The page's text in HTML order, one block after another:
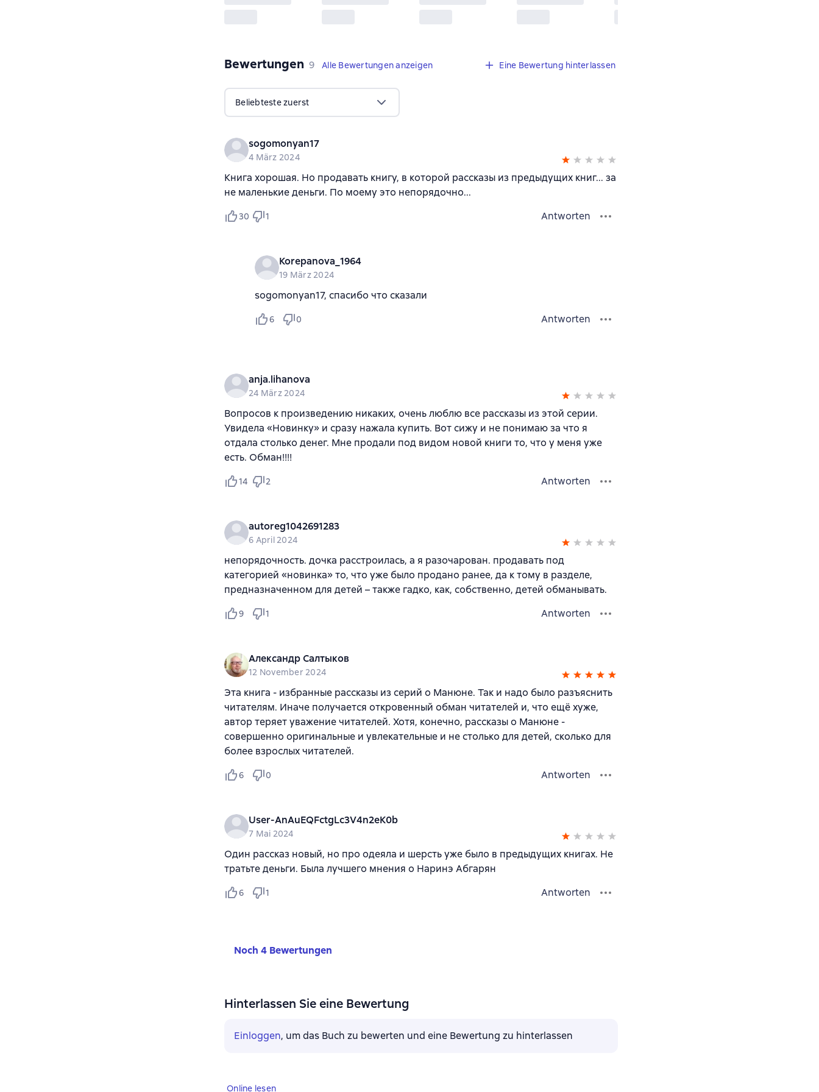
Bewertungen 9 Bewertungen
9 Alle Bewertungen anzeigen Eine Bewertung hinterlassen
Beliebteste zuerst
sogomonyan17
4 März 2024
Книга хорошая. Но продавать книгу, в которой рассказы из предыдущих книг... за
не маленькие деньги. По моему это непорядочно...
30 1 Antworten
Korepanova_1964
19 März 2024
sogomonyan17, спасибо что сказали
6 0 Antworten
anja.lihanova
24 März 2024
Вопросов к произведению никаких, очень люблю все рассказы из этой серии.
Увидела «Новинку» и сразу нажала купить. Вот сижу и не понимаю за что я
отдала столько денег. Мне продали под видом новой книги то, что у меня уже
есть. Обман!!!!
14 2 Antworten
autoreg1042691283
6 April 2024
непорядочность. дочка расстроилась, а я разочарован. продавать под
категорией «новинка» то, что уже было продано ранее, да к тому в разделе,
предназначенном для детей – также гадко, как, собственно, детей обманывать.
9 1 Antworten
Александр Салтыков
12 November 2024
Эта книга - избранные рассказы из серий о Манюне. Так и надо было разъяснить
читателям. Иначе получается откровенный обман читателей и, что ещё хуже,
автор теряет уважение читателей. Хотя, конечно, рассказы о Манюне -
совершенно оригинальные и увлекательные и не столько для детей, сколько для
более взрослых читателей.
6 0 Antworten
User-AnAuEQFctgLc3V4n2eK0b
7 Mai 2024
Один рассказ новый, но про одеяла и шерсть уже было в предыдущих книгах. Не
тратьте деньги. Была лучшего мнения о Наринэ Абгарян
6 1 Antworten
Noch 4 Bewertungen
Hinterlassen Sie eine Bewertung
Einloggen, um das Buch zu bewerten und eine Bewertung zu hinterlassen
Online lesen